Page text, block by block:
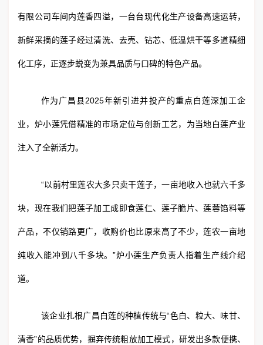
有限公司车间内莲香四溢，一台台现代化生产设备高速运转，
新鲜采摘的莲子经过清洗、去壳、钻芯、低温烘干等多道精细
化工序，正逐步蜕变为兼具品质与口碑的特色产品。
作为广昌县2025年新引进并投产的重点白莲深加工企
业，炉小莲凭借精准的市场定位与创新工艺，为当地白莲产业
注入了全新活力。
“以前村里莲农大多只卖干莲子，一亩地收入也就六千多
块，现在我们把莲子加工成即食莲仁、莲子脆片、莲蓉馅料等
产品，不仅销路更广，收购价也比原来高了不少，莲农一亩地
纯收入能冲到八千多块。”炉小莲生产负责人指着生产线介绍
道。
该企业扎根广昌白莲的种植传统与“色白、粒大、味甘、
清香”的品质优势，摒弃传统粗放加工模式，研发出多款便携、